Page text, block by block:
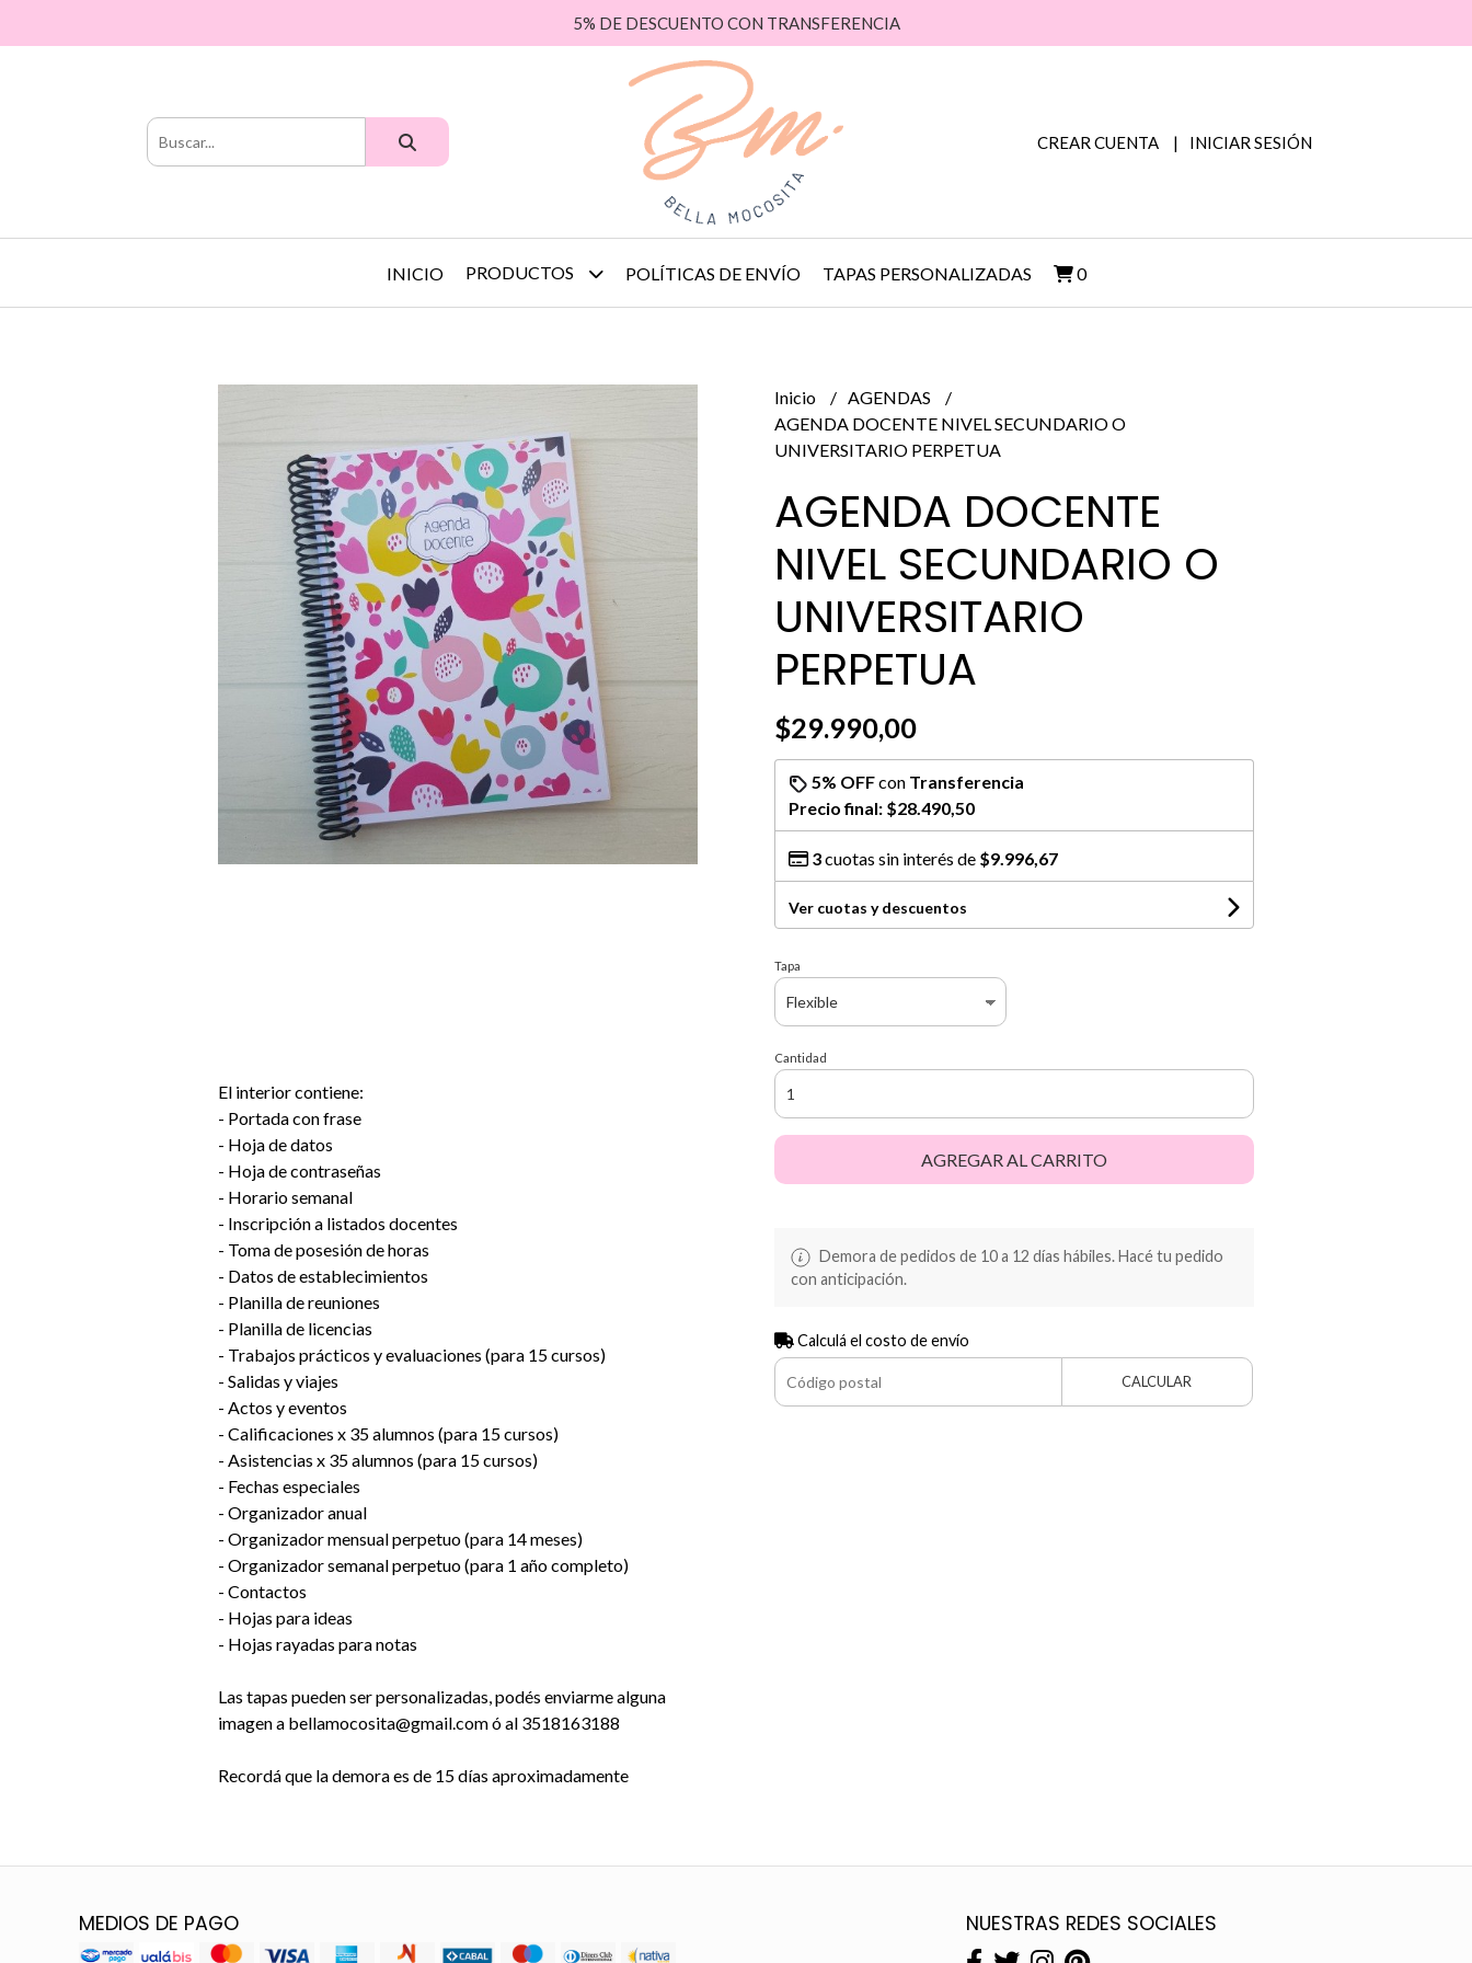
5% DE DESCUENTO CON TRANSFERENCIA
CREAR CUENTA INICIAR SESIÓN
INICIO PRODUCTOS POLÍTICAS DE ENVÍO TAPAS PERSONALIZADAS 0
El interior contiene:
- Portada con frase
- Hoja de datos
- Hoja de contraseñas
- Horario semanal
- Inscripción a listados docentes
- Toma de posesión de horas
- Datos de establecimientos
- Planilla de reuniones
- Planilla de licencias
- Trabajos prácticos y evaluaciones (para 15 cursos)
- Salidas y viajes
- Actos y eventos
- Calificaciones x 35 alumnos (para 15 cursos)
- Asistencias x 35 alumnos (para 15 cursos)
- Fechas especiales
- Organizador anual
- Organizador mensual perpetuo (para 14 meses)
- Organizador semanal perpetuo (para 1 año completo)
- Contactos
- Hojas para ideas
- Hojas rayadas para notas
Las tapas pueden ser personalizadas, podés enviarme alguna
imagen a bellamocosita@gmail.com ó al 3518163188
Recordá que la demora es de 15 días aproximadamente
Inicio
AGENDAS
AGENDA DOCENTE NIVEL SECUNDARIO O
UNIVERSITARIO PERPETUA
AGENDA DOCENTE
NIVEL SECUNDARIO O
UNIVERSITARIO
PERPETUA
$29.990,00
5% OFFcon Transferencia
Precio final: $28.490,50
3cuotas sin interés de $9.996,67
Ver cuotas y descuentos
Tapa
Cantidad
AGREGAR AL CARRITO
Demora de pedidos de 10 a 12 días hábiles. Hacé tu pedido
con anticipación.
Calculá el costo de envío
CALCULAR
MEDIOS DE PAGO NUESTRAS REDES SOCIALES